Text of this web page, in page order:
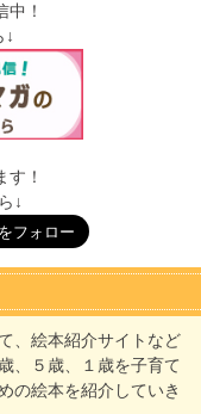
中！
↓
す！
↓
、絵本紹介サイトなど
、５歳、１歳を子育て
の絵本を紹介していき